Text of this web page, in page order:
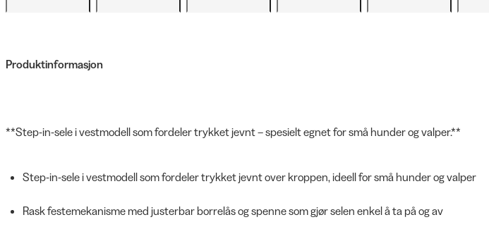
Produktinformasjon
**Step-in-sele i vestmodell som fordeler trykket jevnt – spesielt egnet for små hunder og valper.**
Step-in-sele i vestmodell som fordeler trykket jevnt over kroppen, ideell for små hunder og valper
Rask festemekanisme med justerbar borrelås og spenne som gjør selen enkel å ta på og av